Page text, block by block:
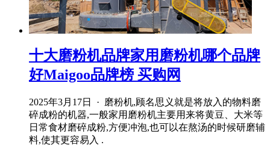
十大磨粉机品牌家用磨粉机哪个品牌
好Maigoo品牌榜 买购网
2025年3月17日 · 磨粉机,顾名思义就是将放入的物料磨
碎成粉的机器,一般家用磨粉机主要用来将黄豆、大米等
日常食材磨碎成粉,方便冲泡,也可以在熬汤的时候研磨辅
料,使其更容易入 .